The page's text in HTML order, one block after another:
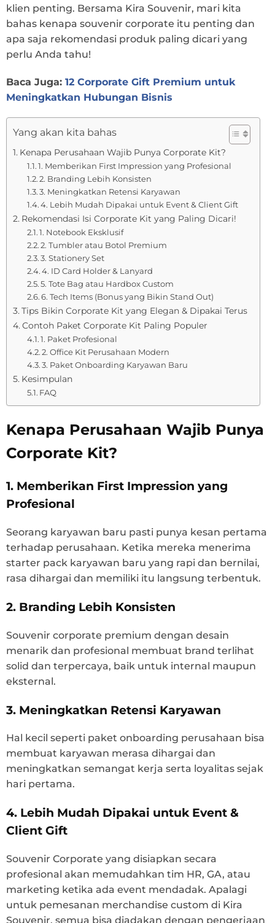
klien penting. Bersama Kira Souvenir, mari kita
bahas kenapa souvenir corporate itu penting dan
apa saja rekomendasi produk paling dicari yang
perlu Anda tahu!
Baca Juga: 12 Corporate Gift Premium untuk
Meningkatkan Hubungan Bisnis
Yang akan kita bahas
Kenapa Perusahaan Wajib Punya Corporate Kit?
1. Memberikan First Impression yang Profesional
2. Branding Lebih Konsisten
3. Meningkatkan Retensi Karyawan
4. Lebih Mudah Dipakai untuk Event & Client Gift
Rekomendasi Isi Corporate Kit yang Paling Dicari!
1. Notebook Eksklusif
2. Tumbler atau Botol Premium
3. Stationery Set
4. ID Card Holder & Lanyard
5. Tote Bag atau Hardbox Custom
6. Tech Items (Bonus yang Bikin Stand Out)
Tips Bikin Corporate Kit yang Elegan & Dipakai Terus
Contoh Paket Corporate Kit Paling Populer
1. Paket Profesional
2. Office Kit Perusahaan Modern
3. Paket Onboarding Karyawan Baru
Kesimpulan
FAQ
Kenapa Perusahaan Wajib Punya
Corporate Kit?
1. Memberikan First Impression yang
Profesional
Seorang karyawan baru pasti punya kesan pertama
terhadap perusahaan. Ketika mereka menerima
starter pack karyawan baru yang rapi dan bernilai,
rasa dihargai dan memiliki itu langsung terbentuk.
2. Branding Lebih Konsisten
Souvenir corporate premium dengan desain
menarik dan profesional membuat brand terlihat
solid dan terpercaya, baik untuk internal maupun
eksternal.
3. Meningkatkan Retensi Karyawan
Hal kecil seperti paket onboarding perusahaan bisa
membuat karyawan merasa dihargai dan
meningkatkan semangat kerja serta loyalitas sejak
hari pertama.
4. Lebih Mudah Dipakai untuk Event &
Client Gift
Souvenir Corporate yang disiapkan secara
profesional akan memudahkan tim HR, GA, atau
marketing ketika ada event mendadak. Apalagi
untuk pemesanan merchandise custom di Kira
Souvenir, semua bisa diadakan dengan pengerjaan